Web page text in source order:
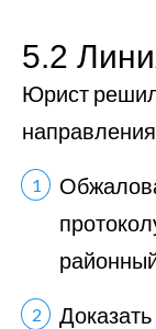
5.2
Юрист